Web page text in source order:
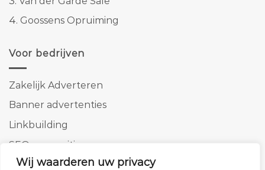
Wij waarderen uw privacy
4. Goossens Opruiming
Voor bedrijven
Zakelijk Adverteren
Banner advertenties
Linkbuilding
SEO copywriting